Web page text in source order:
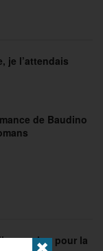
je l’attendais
de Baudino
pour la